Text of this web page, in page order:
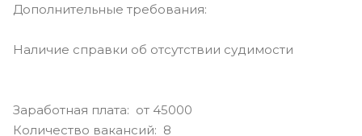
Дополнительные требования:
Наличие справки об отсутствии судимости
Заработная плата: от 45000
Количество вакансий: 8